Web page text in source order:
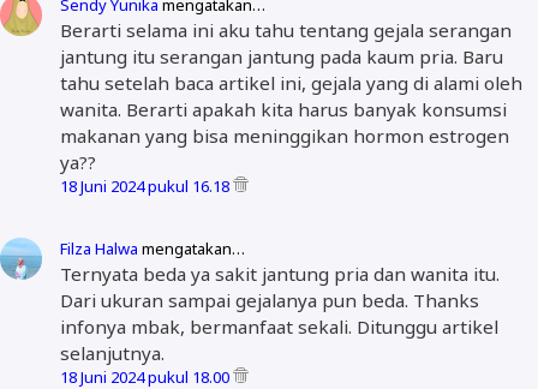
Sendy Yunika mengatakan…
Berarti selama ini aku tahu tentang gejala serangan
jantung itu serangan jantung pada kaum pria. Baru
tahu setelah baca artikel ini, gejala yang di alami oleh
wanita. Berarti apakah kita harus banyak konsumsi
makanan yang bisa meninggikan hormon estrogen
ya??
18 Juni 2024 pukul 16.18
Filza Halwa mengatakan…
Ternyata beda ya sakit jantung pria dan wanita itu.
Dari ukuran sampai gejalanya pun beda. Thanks
infonya mbak, bermanfaat sekali. Ditunggu artikel
selanjutnya.
18 Juni 2024 pukul 18.00